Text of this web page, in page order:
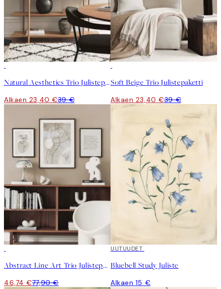
Natural Aesthetics Trio Julistepaketti
Alkaen 23,40 €39 €
Soft Beige Trio Julistepaketti
Alkaen 23,40 €39 €
Abstract Line Art Trio Julistepaketti
46,74 €77,90 €
UUTUUDET
Bluebell Study Juliste
Alkaen 15 €